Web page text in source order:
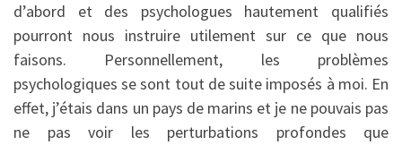
d’abord et des psychologues hautement qualifiés
pourront nous instruire utilement sur ce que nous
faisons. Personnellement, les problèmes
psychologiques se sont tout de suite imposés à moi. En
effet, j’étais dans un pays de marins et je ne pouvais pas
ne pas voir les perturbations profondes que